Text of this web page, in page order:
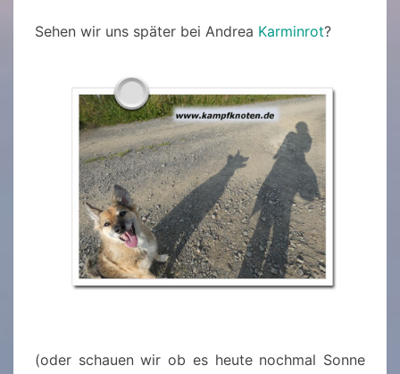
Sehen wir uns später bei Andrea Karminrot?
(oder schauen wir ob es heute nochmal Sonne